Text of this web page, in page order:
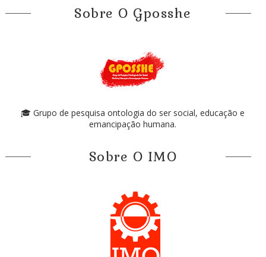
Sobre O Gposshe
🎓 Grupo de pesquisa ontologia do ser social, educação e
emancipação humana.
Sobre O IMO